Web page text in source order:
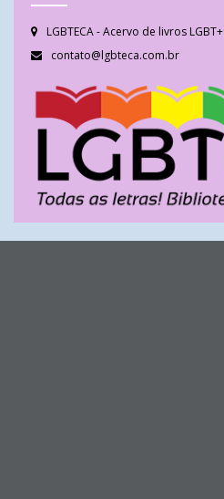
LGBTECA - Acervo de livros LGBT+
contato@lgbteca.com.br